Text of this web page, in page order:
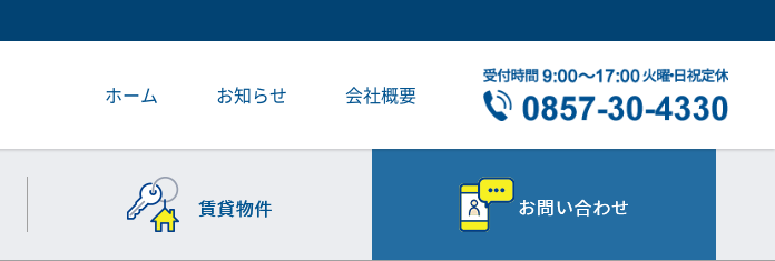
ホーム お知らせ 会社概要